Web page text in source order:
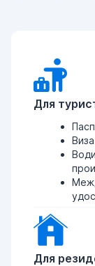
Для
Виза
Для